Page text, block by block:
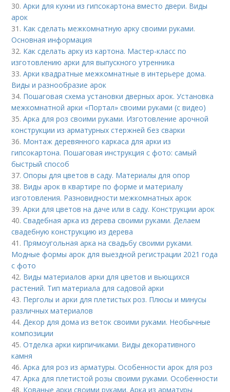
30.Арки для кухни из гипсокартона вместо двери. Виды
арок
31. Как сделать межкомнатную арку своими руками.
Основная информация
32. Как сделать арку из картона. Мастер-класс по
изготовлению арки для выпускного утренника
33.Арки квадратные межкомнатные в интерьере дома.
Виды и разнообразие арок
34. Пошаговая схема установки дверных арок. Установка
межкомнатной арки «Портал» своими руками (с видео)
35.Арка для роз своими руками. Изготовление арочной
конструкции из арматурных стержней без сварки
36. Монтаж деревянного каркаса для арки из
гипсокартона. Пошаговая инструкция с фото: самый
быстрый способ
37.Опоры для цветов в саду. Материалы для опор
38. Виды арок в квартире по форме и материалу
изготовления. Разновидности межкомнатных арок
39.Арки для цветов на даче или в саду. Конструкции арок
40.Свадебная арка из дерева своими руками. Делаем
свадебную конструкцию из дерева
41. Прямоугольная арка на свадьбу своими руками.
Модные формы арок для выездной регистрации 2021 года
с фото
42. Виды материалов арки для цветов и вьющихся
растений. Тип материала для садовой арки
43. Перголы и арки для плетистых роз. Плюсы и минусы
различных материалов
44.Декор для дома из веток своими руками. Необычные
композиции
45.Отделка арки кирпичиками. Виды декоративного
камня
46.Арка для роз из арматуры. Особенности арок для роз
47.Арка для плетистой розы своими руками. Особенности
48. Кованые арки своими руками. Арка из арматуры